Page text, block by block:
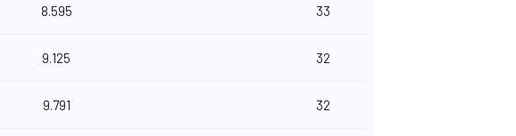
8.595 33
9.125 32
9.791 32